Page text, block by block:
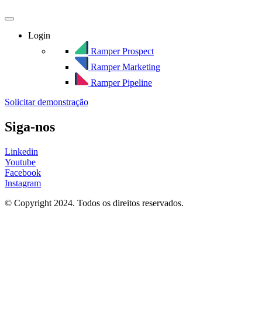
Login
Ramper Prospect
Ramper Marketing
Ramper Pipeline
Solicitar demonstração
Siga-nos
Linkedin
Youtube
Facebook
Instagram
© Copyright 2024. Todos os direitos reservados.